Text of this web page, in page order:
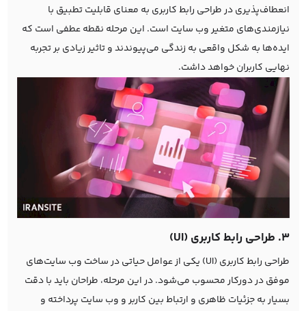
انعطاف‌پذیری در طراحی رابط کاربری به معنای قابلیت تطبیق با
نیازمندی‌های متغیر وب سایت است. این مرحله نقطه عطفی است که
ایده‌ها به شکل واقعی به زندگی می‌پیوندند و تاثیر زیادی بر تجربه
نهایی کاربران خواهد داشت.
3. طراحی رابط کاربری (UI)
طراحی رابط کاربری (UI) یکی از عوامل حیاتی در ساخت وب سایت‌های
موفق در دورکار محسوب می‌شود. در این مرحله، طراحان باید با دقت
بسیار به جزئیات ظاهری و ارتباط بین کاربر و وب سایت پرداخته و